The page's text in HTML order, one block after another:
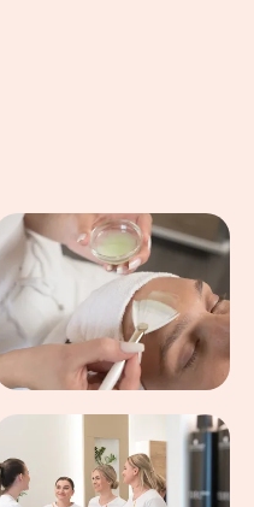
verschiedene